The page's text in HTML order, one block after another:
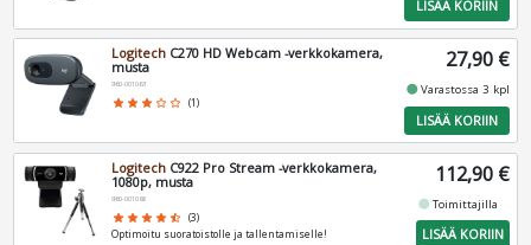
LISÄÄ KORIIN
Logitech C270 HD Webcam -verkkokamera,
musta
960-001063
star star star star_border star_border (1)
27,90 €
fiber_manual_recordVarastossa 3 kpl
LISÄÄ KORIIN
Logitech C922 Pro Stream -verkkokamera,
1080p, musta
960-001088
star star star star star_half (3)
Optimoitu suoratoistolle ja tallentamiselle!
112,90 €
fiber_manual_recordToimittajilla
LISÄÄ KORIIN